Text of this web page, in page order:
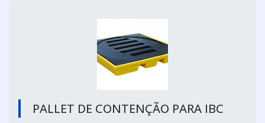
PALLET DE CONTENÇÃO PARA IBC